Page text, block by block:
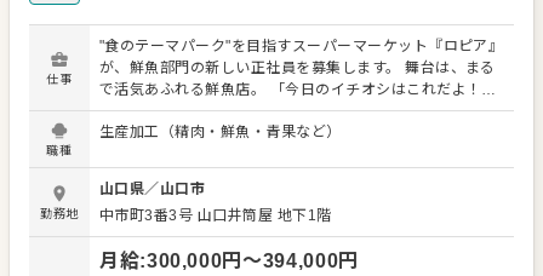
仕事
"食のテーマパーク"を目指すスーパーマーケット『ロピア』
が、鮮魚部門の新しい正社員を募集します。 舞台は、まる
で活気あふれる鮮魚店。 「今日のイチオシはこれだよ！」
「煮付けにすると最高ですよ」 そんな会話が飛び交う場所
で、あなたにはテーマパークのクルーのようにお客様を盛
（お買い得品）」を探し出す。そんな遊び心を持って、接
客をしてくださる方なら大歓迎です。 魚をさばく技術や高
度な商品知識は、当社が徐々にお教えします。未経験から
スタートした先輩も多数います。 また経験のある方は、自
職種
生産加工（精肉・鮮魚・青果など）
勤務地
山口県／ 山口市
中市町3番3号 山口井筒屋 地下1階
月給:300,000円〜394,000円